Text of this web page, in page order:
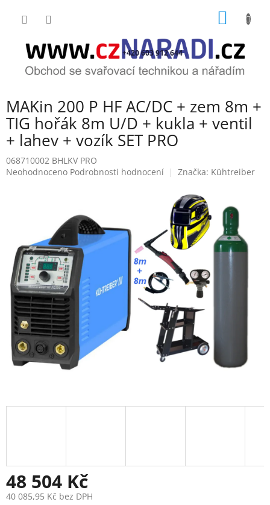
+420 603 912 644
MAKin 200 P HF AC/DC + zem 8m +
TIG hořák 8m U/D + kukla + ventil
+ lahev + vozík SET PRO
068710002 BHLKV PRO
Průměrné
hvězdiček.
Neohodnoceno Podrobnosti hodnocení Značka: Kühtreiber
48 504 Kč
40 085,95 Kč bez DPH